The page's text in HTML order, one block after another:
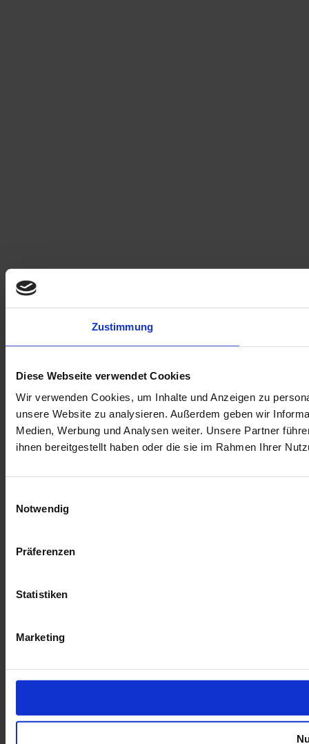
Zustimmung
Diese Webseite verwendet Cookies
Wir verwenden Cookies, um Inhalte und Anzeigen zu
unsere Website zu analysieren. Außerdem geben wir
Medien, Werbung und Analysen weiter. Unsere Partner
ihnen bereitgestellt haben oder die sie im Rahmen Ihrer
Notwendig
Präferenzen
Statistiken
Marketing